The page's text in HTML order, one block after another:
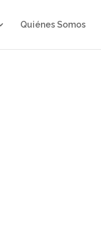
Quiénes Somos